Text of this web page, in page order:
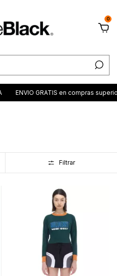
0
ENVIO GRATIS en compras
Filtrar